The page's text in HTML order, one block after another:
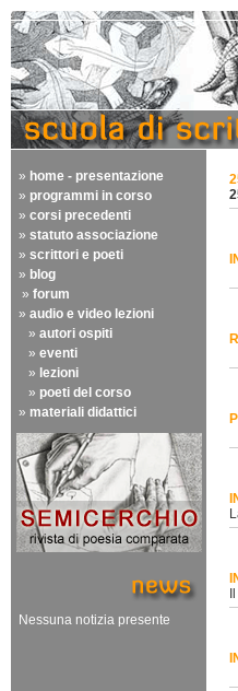
» home - presentazione
» programmi in corso
» corsi precedenti
» statuto associazione
» scrittori e poeti
» blog
» forum
» audio e video lezioni
» autori ospiti
» eventi
» lezioni
» poeti del corso
» materiali didattici
Nessuna notizia presente